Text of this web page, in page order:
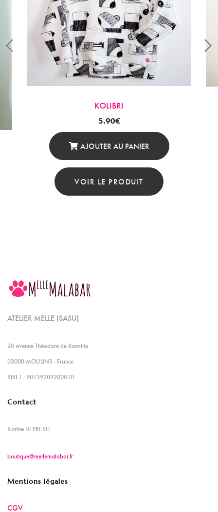
KOLIBRI
5.90€
AJOUTER AU PANIER
VOIR LE PRODUIT
ATELIER MELLE (SASU)
20 avenue Théodore de Banville
03000 MOULINS - France
SIRET : 90139209200010
Contact
Karine DEPRESLE
boutique@mellemalabar.fr
Mentions légales
CGV